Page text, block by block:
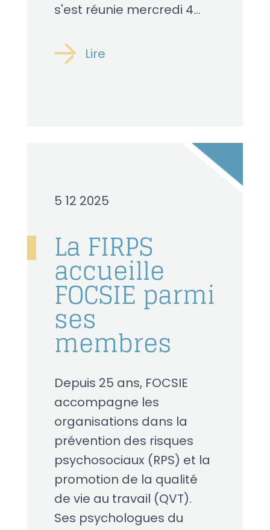
s'est réunie mercredi 4...
Lire
5 12 2025
La FIRPS
accueille
FOCSIE parmi
ses
membres
Depuis 25 ans, FOCSIE
accompagne les
organisations dans la
prévention des risques
psychosociaux (RPS) et la
promotion de la qualité
de vie au travail (QVT).
Ses psychologues du